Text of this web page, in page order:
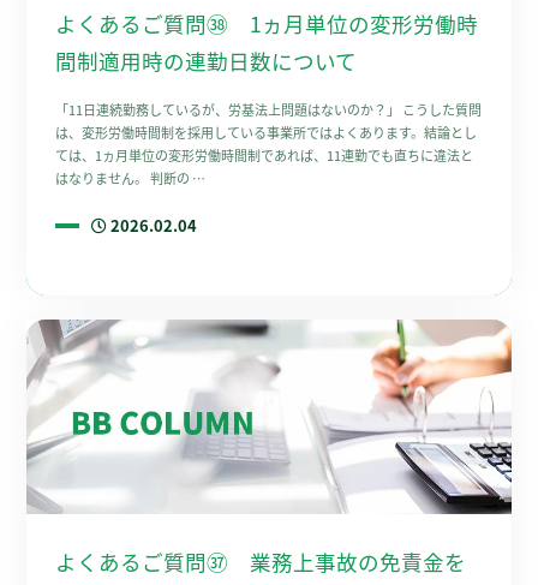
よくあるご質問㊳ 1ヵ月単位の変形労働時
間制適用時の連勤日数について
「11日連続勤務しているが、労基法上問題はないのか？」 こうした質問
は、変形労働時間制を採用している事業所ではよくあります。結論とし
ては、1ヵ月単位の変形労働時間制であれば、11連勤でも直ちに違法と
はなりません。 判断の …
2026.02.04
よくあるご質問㊲ 業務上事故の免責金を